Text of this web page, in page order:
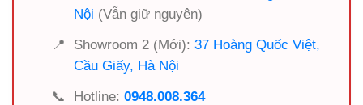
Nội (Vẫn giữ nguyên)
📍
Showroom 2 (Mới): 37 Hoàng Quốc Việt,
Cầu Giấy, Hà Nội
📞
Hotline: 0948.008.364